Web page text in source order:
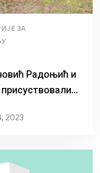
ЗА
Радоњић и
рада и
2023